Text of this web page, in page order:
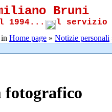
Bruni
1994... l servizio
Home page » Notizie personali
fotografico